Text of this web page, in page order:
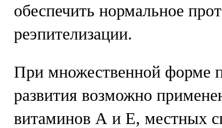
обеспечить нормальное
реэпителизации.
При множественной форме
развития возможно
витаминов А и Е, местных